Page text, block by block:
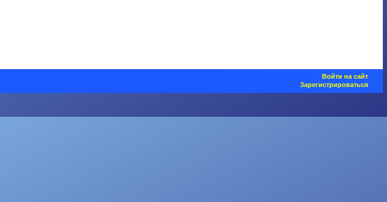
Войти на сайт
Зарегистрироваться